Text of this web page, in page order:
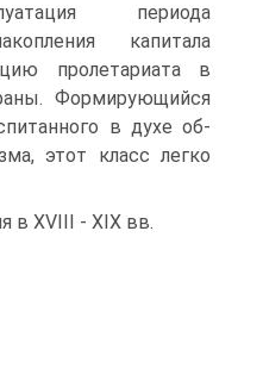
перио­да
капитала
пролетариата в
Формирующийся
в духе об­
этот класс легко
в XVIII - XIX вв.